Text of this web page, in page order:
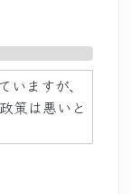
いますが、
策は悪いと